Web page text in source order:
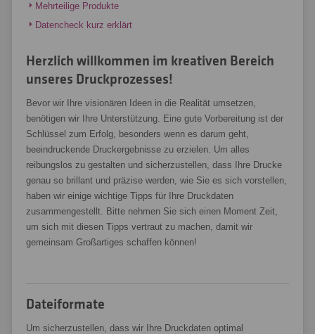
Mehrteilige Produkte
Datencheck kurz erklärt
Herzlich willkommen im kreativen Bereich
unseres Druckprozesses!
Bevor wir Ihre visionären Ideen in die Realität umsetzen,
benötigen wir Ihre Unterstützung. Eine gute Vorbereitung ist der
Schlüssel zum Erfolg, besonders wenn es darum geht,
beeindruckende Druckergebnisse zu erzielen. Um alles
reibungslos zu gestalten und sicherzustellen, dass Ihre Drucke
genau so brillant und präzise werden, wie Sie es sich vorstellen,
haben wir einige wichtige Tipps für Ihre Druckdaten
zusammengestellt. Bitte nehmen Sie sich einen Moment Zeit,
um sich mit diesen Tipps vertraut zu machen, damit wir
gemeinsam Großartiges schaffen können!
Dateiformate
Um sicherzustellen, dass wir Ihre Druckdaten optimal